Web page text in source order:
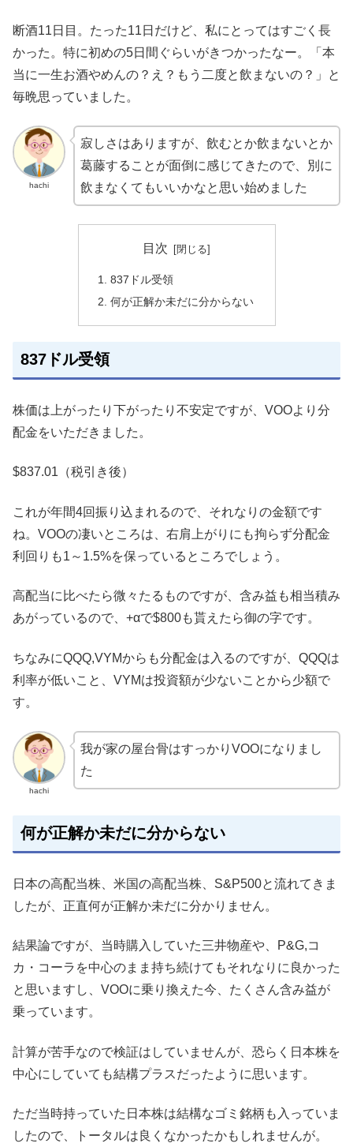
断酒11日目。たった11日だけど、私にとってはすごく長
かった。特に初めの5日間ぐらいがきつかったなー。「本
当に一生お酒やめんの？え？もう二度と飲まないの？」と
毎晩思っていました。
hachi
寂しさはありますが、飲むとか飲まないとか
葛藤することが面倒に感じてきたので、別に
飲まなくてもいいかなと思い始めました
目次
837ドル受領
何が正解か未だに分からない
837ドル受領
株価は上がったり下がったり不安定ですが、VOOより分
配金をいただきました。
$837.01（税引き後）
これが年間4回振り込まれるので、それなりの金額です
ね。VOOの凄いところは、右肩上がりにも拘らず分配金
利回りも1～1.5%を保っているところでしょう。
高配当に比べたら微々たるものですが、含み益も相当積み
あがっているので、+αで$800も貰えたら御の字です。
ちなみにQQQ,VYMからも分配金は入るのですが、QQQは
利率が低いこと、VYMは投資額が少ないことから少額で
す。
hachi
我が家の屋台骨はすっかりVOOになりまし
た
何が正解か未だに分からない
日本の高配当株、米国の高配当株、S&P500と流れてきま
したが、正直何が正解か未だに分かりません。
結果論ですが、当時購入していた三井物産や、P&G,コ
カ・コーラを中心のまま持ち続けてもそれなりに良かった
と思いますし、VOOに乗り換えた今、たくさん含み益が
乗っています。
計算が苦手なので検証はしていませんが、恐らく日本株を
中心にしていても結構プラスだったように思います。
ただ当時持っていた日本株は結構なゴミ銘柄も入っていま
したので、トータルは良くなかったかもしれませんが。